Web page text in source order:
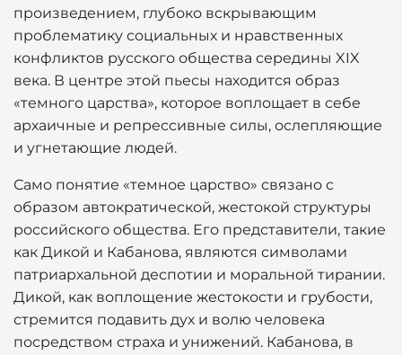
произведением, глубоко вскрывающим
проблематику социальных и нравственных
конфликтов русского общества середины XIX
века. В центре этой пьесы находится образ
«темного царства», которое воплощает в себе
архаичные и репрессивные силы, ослепляющие
и угнетающие людей.
Само понятие «темное царство» связано с
образом автократической, жестокой структуры
российского общества. Его представители, такие
как Дикой и Кабанова, являются символами
патриархальной деспотии и моральной тирании.
Дикой, как воплощение жестокости и грубости,
стремится подавить дух и волю человека
посредством страха и унижений. Кабанова, в